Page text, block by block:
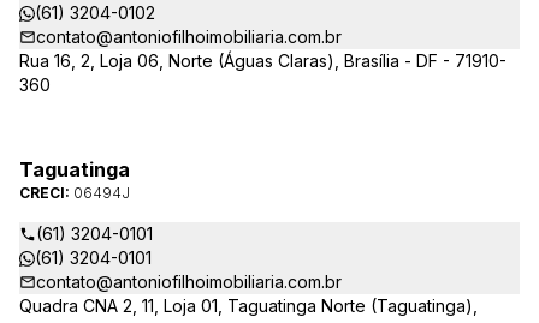
(61) 3204-0102
contato@antoniofilhoimobiliaria.com.br
Rua 16, 2, Loja 06, Norte (Águas Claras), Brasília - DF - 71910-
360
Taguatinga
CRECI: 06494J
(61) 3204-0101
(61) 3204-0101
contato@antoniofilhoimobiliaria.com.br
Quadra CNA 2, 11, Loja 01, Taguatinga Norte (Taguatinga),